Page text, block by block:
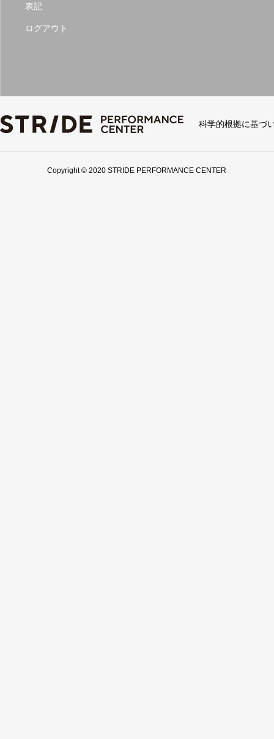
表記
ログアウト
科学的根拠に基づ
Copyright © 2020 STRIDE PERFORMANCE CENTER